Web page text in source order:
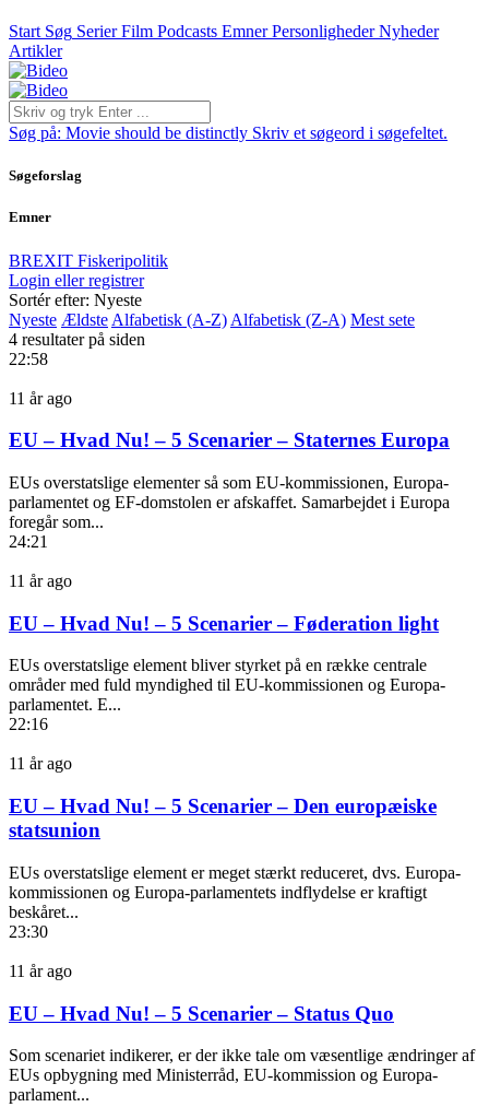
Start Søg Serier Film Podcasts Emner Personligheder Nyheder
Artikler
Søg på: Movie should be distinctly Skriv et søgeord i søgefeltet.
Søgeforslag
Emner
BREXIT Fiskeripolitik
Login eller registrer
Sortér efter: Nyeste
Nyeste Ældste Alfabetisk (A-Z) Alfabetisk (Z-A) Mest sete
4 resultater på siden
22:58
11 år ago
EU – Hvad Nu! – 5 Scenarier – Staternes Europa
EUs overstatslige elementer så som EU-kommissionen, Europa-
parlamentet og EF-domstolen er afskaffet. Samarbejdet i Europa
foregår som...
24:21
11 år ago
EU – Hvad Nu! – 5 Scenarier – Føderation light
EUs overstatslige element bliver styrket på en række centrale
områder med fuld myndighed til EU-kommissionen og Europa-
parlamentet. E...
22:16
11 år ago
EU – Hvad Nu! – 5 Scenarier – Den europæiske
statsunion
EUs overstatslige element er meget stærkt reduceret, dvs. Europa-
kommissionen og Europa-parlamentets indflydelse er kraftigt
beskåret...
23:30
11 år ago
EU – Hvad Nu! – 5 Scenarier – Status Quo
Som scenariet indikerer, er der ikke tale om væsentlige ændringer af
EUs opbygning med Ministerråd, EU-kommission og Europa-
parlament...